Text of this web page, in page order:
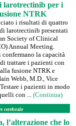
larotrectinib per i
NTRK
i risultati di quattro
larotrectinib presentati
Society of Clinical
Annual Meeting.
la capacità
trattare i pazienti con
fusione NTRK e
Webb, M.D., Vice
i pazienti in modo
con ... (Continua)
cerebrale
l’alterazione che lo